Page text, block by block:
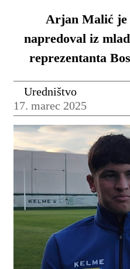
Arjan Malić je
napredoval iz
reprezentanta
Uredništvo
17. marec 2025